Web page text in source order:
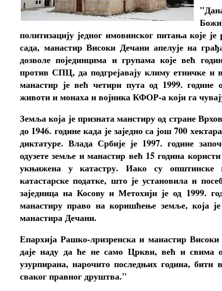
политизацију једног имовинског питања које
сада, манастир Високи Дечани апелује на
дозволе појединцима и групама које већ
против СПЦ, да подгрејавају климу етничке и
манастир је већ четири пута од 1999.
животи и монаха и војника КФОР-а који га
Земља која је призната манстиру од стране
до 1946. године када је заједно са још 700
диктатуре. Влада Србије је 1997. године
одузете земље и манастир већ 15 година
укњижена у катастру. Иако су општинске
катастарске податке, што је установила и
заједница на Косову и Метохији је од 1999.
манастиру право на коришћење земље, која
манастира Дечани.
Епархија Рашко-лризренска и манастир
даје наду да ће не само Цркви, већ и свима
узурпирана, нарочито последњих година,
сваког правног друштва."